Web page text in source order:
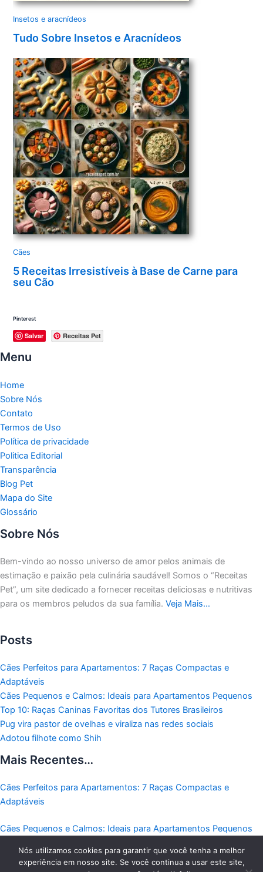
Insetos e aracnídeos
Tudo Sobre Insetos e Aracnídeos
Cães
5 Receitas Irresistíveis à Base de Carne para
seu Cão
Pinterest
Salvar Receitas Pet
Menu
Home
Sobre Nós
Contato
Termos de Uso
Política de privacidade
Politica Editorial
Transparência
Blog Pet
Mapa do Site
Glossário
Sobre Nós
Bem-vindo ao nosso universo de amor pelos animais de
estimação e paixão pela culinária saudável! Somos o “Receitas
Pet”, um site dedicado a fornecer receitas deliciosas e nutritivas
para os membros peludos da sua família. Veja Mais…
Posts
Cães Perfeitos para Apartamentos: 7 Raças Compactas e
Adaptáveis
Cães Pequenos e Calmos: Ideais para Apartamentos Pequenos
Top 10: Raças Caninas Favoritas dos Tutores Brasileiros
Pug vira pastor de ovelhas e viraliza nas redes sociais
Adotou filhote como Shih
Mais Recentes…
Cães Perfeitos para Apartamentos: 7 Raças Compactas e
Adaptáveis
Cães Pequenos e Calmos: Ideais para Apartamentos Pequenos
Top 10: Raças Caninas Favoritas dos Tutores Brasileiros
Nós utilizamos cookies para garantir que você tenha a melhor
experiência em nosso site. Se você continua a usar este site,